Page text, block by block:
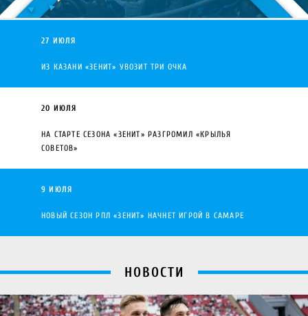
27 ИЮЛЯ
ИЗ КАЗАНИ «ЗЕНИТ» УВОЗИТ ТРИ ОЧКА
20 ИЮЛЯ
НА СТАРТЕ СЕЗОНА «ЗЕНИТ» РАЗГРОМИЛ «КРЫЛЬЯ
СОВЕТОВ»
9 ИЮЛЯ
НОВЫЙ СЕЗОН РПЛ «ЗЕНИТ» НАЧНЕТ ИГРОЙ В САМАРЕ
НОВОСТИ